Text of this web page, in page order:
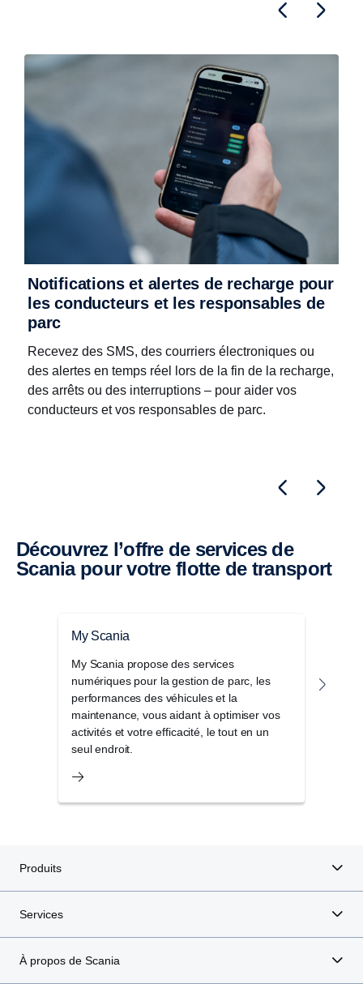
Notifications et alertes de recharge pour
les conducteurs et les responsables de
parc
Recevez des SMS, des courriers électroniques ou
des alertes en temps réel lors de la fin de la recharge,
des arrêts ou des interruptions – pour aider vos
conducteurs et vos responsables de parc.
Découvrez l’offre de services de
Scania pour votre flotte de transport
My Scania
My Scania propose des services
numériques pour la gestion de parc, les
performances des véhicules et la
maintenance, vous aidant à optimiser vos
activités et votre efficacité, le tout en un
seul endroit.
Produits
Services
À propos de Scania